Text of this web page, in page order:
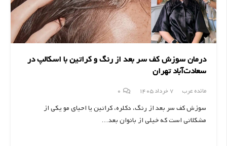
درمان سوزش کف سر بعد از رنگ و کراتین با اسکالپ در
سعادت‌آباد تهران
مائده عرب 7 خرداد 1405 0
سوزش کف سر بعد از رنگ، دکلره، کراتین یا احیای مو یکی از
مشکلاتی است که خیلی از بانوان بعد…